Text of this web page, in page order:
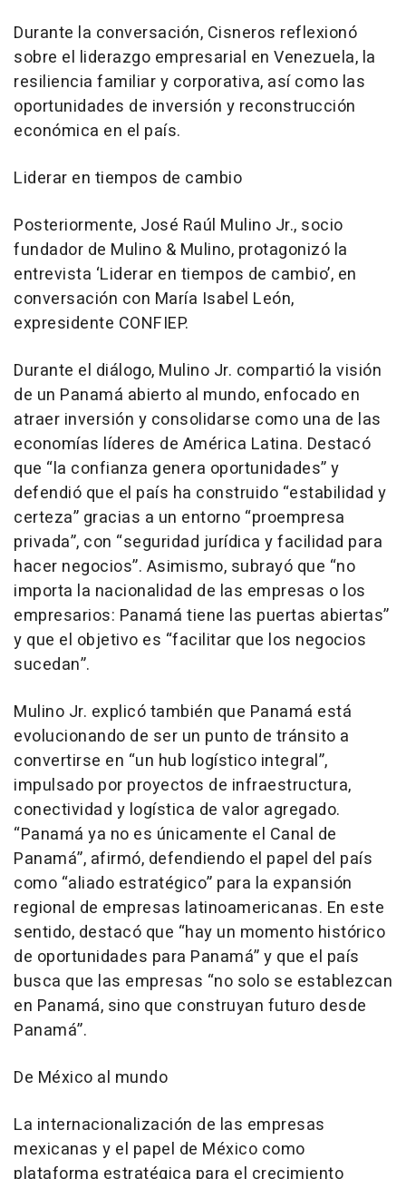
Durante la conversación, Cisneros reflexionó
sobre el liderazgo empresarial en Venezuela, la
resiliencia familiar y corporativa, así como las
oportunidades de inversión y reconstrucción
económica en el país.
Liderar en tiempos de cambio
Posteriormente, José Raúl Mulino Jr., socio
fundador de Mulino & Mulino, protagonizó la
entrevista ‘Liderar en tiempos de cambio’, en
conversación con María Isabel León,
expresidente CONFIEP.
Durante el diálogo, Mulino Jr. compartió la visión
de un Panamá abierto al mundo, enfocado en
atraer inversión y consolidarse como una de las
economías líderes de América Latina. Destacó
que “la confianza genera oportunidades” y
defendió que el país ha construido “estabilidad y
certeza” gracias a un entorno “proempresa
privada”, con “seguridad jurídica y facilidad para
hacer negocios”. Asimismo, subrayó que “no
importa la nacionalidad de las empresas o los
empresarios: Panamá tiene las puertas abiertas”
y que el objetivo es “facilitar que los negocios
sucedan”.
Mulino Jr. explicó también que Panamá está
evolucionando de ser un punto de tránsito a
convertirse en “un hub logístico integral”,
impulsado por proyectos de infraestructura,
conectividad y logística de valor agregado.
“Panamá ya no es únicamente el Canal de
Panamá”, afirmó, defendiendo el papel del país
como “aliado estratégico” para la expansión
regional de empresas latinoamericanas. En este
sentido, destacó que “hay un momento histórico
de oportunidades para Panamá” y que el país
busca que las empresas “no solo se establezcan
en Panamá, sino que construyan futuro desde
Panamá”.
De México al mundo
La internacionalización de las empresas
mexicanas y el papel de México como